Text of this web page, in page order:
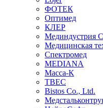
ФОТЕК
Оптимед
КЛЕР
Мединдустрия
Медицинская
Спектромед
MEDIANA
Масса-К
ТВЕС
Bistos Co., Ltd.